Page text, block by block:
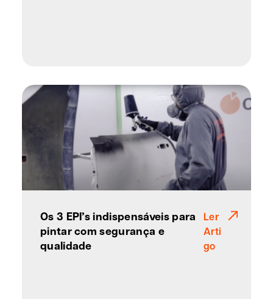
Os 3 EPI’s indispensáveis para
pintar com segurança e
qualidade
Ler
Arti
go